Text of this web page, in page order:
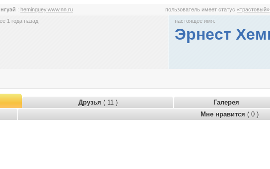
: heminguey.www.nn.ru пользователь имеет статус«трастовый»
1 года назад
настоящее имя:
Эрнест
Друзья ( 11 ) Галерея
Мне нравится ( 0 )